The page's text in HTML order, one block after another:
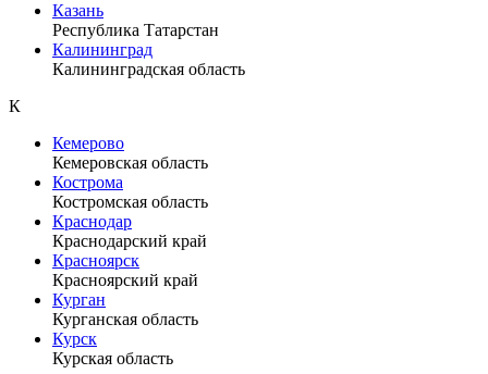
Казань
Республика Татарстан
Калининград
Калининградская область
К
Кемерово
Кемеровская область
Кострома
Костромская область
Краснодар
Краснодарский край
Красноярск
Красноярский край
Курган
Курганская область
Курск
Курская область